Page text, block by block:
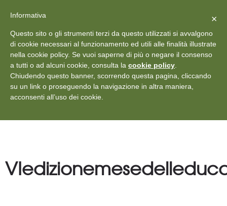
+39 011 18867102 info@aceper.it Statuto
Aceper
Vedi: Protezione dei dati personali ×
Informativa
Questo sito o gli strumenti terzi da questo utilizzati si avvalgono
di cookie necessari al funzionamento ed utili alle finalità illustrate
nella cookie policy. Se vuoi saperne di più o negare il consenso
a tutti o ad alcuni cookie, consulta la cookie policy
Chiudendo questo banner, scorrendo questa pagina, cliccando
su un link o proseguendo la navigazione in altra maniera,
acconsenti all’uso dei cookie.